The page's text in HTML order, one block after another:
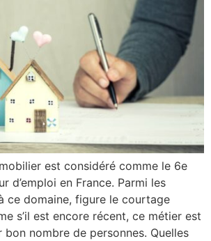
est considéré comme le 6e
d’emploi en France. Parmi les
ce domaine, figure le courtage
s’il est encore récent, ce métier est
nombre de personnes. Quelles